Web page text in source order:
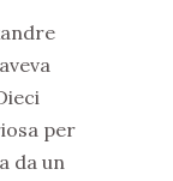
per
da un